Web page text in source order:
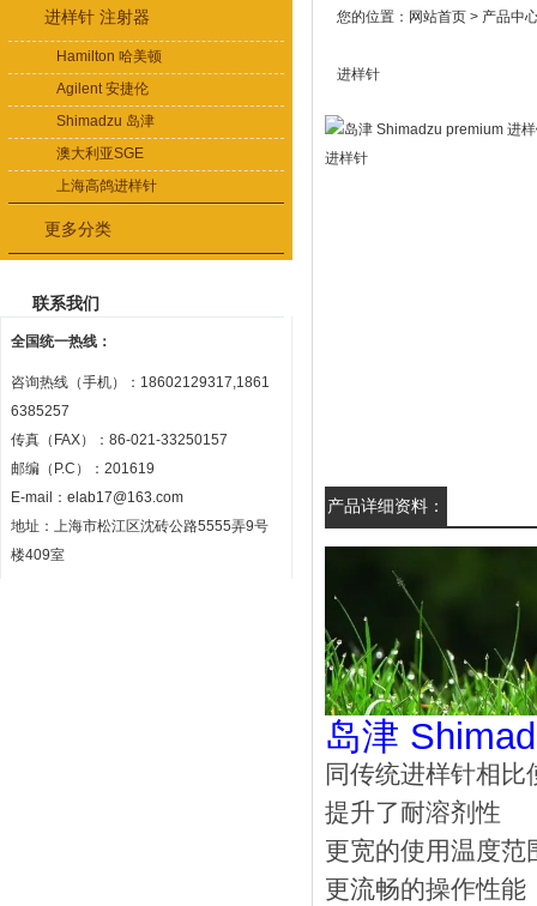
进样针 注射器
Hamilton 哈美顿
Agilent 安捷伦
Shimadzu 岛津
澳大利亚SGE
上海高鸽进样针
更多分类
联系我们
全国统一热线：
咨询热线（手机）：18602129317,1861
6385257
传真（FAX）：86-021-33250157
邮编（P.C）：201619
E-mail： elab17@163.com
地址：上海市松江区沈砖公路5555弄9号
楼409室
您的位置： 网站首页 > 产品中
进样针
产品详细资料：
岛津
同传统进样针相
提升了耐溶剂性
更宽的使用温度范
更流畅的操作性能